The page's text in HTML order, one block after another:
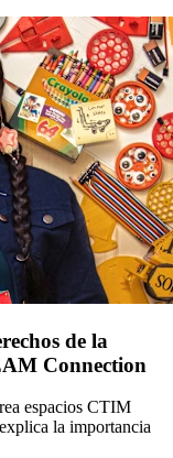
de la
Connection
espacios CTIM
la importancia